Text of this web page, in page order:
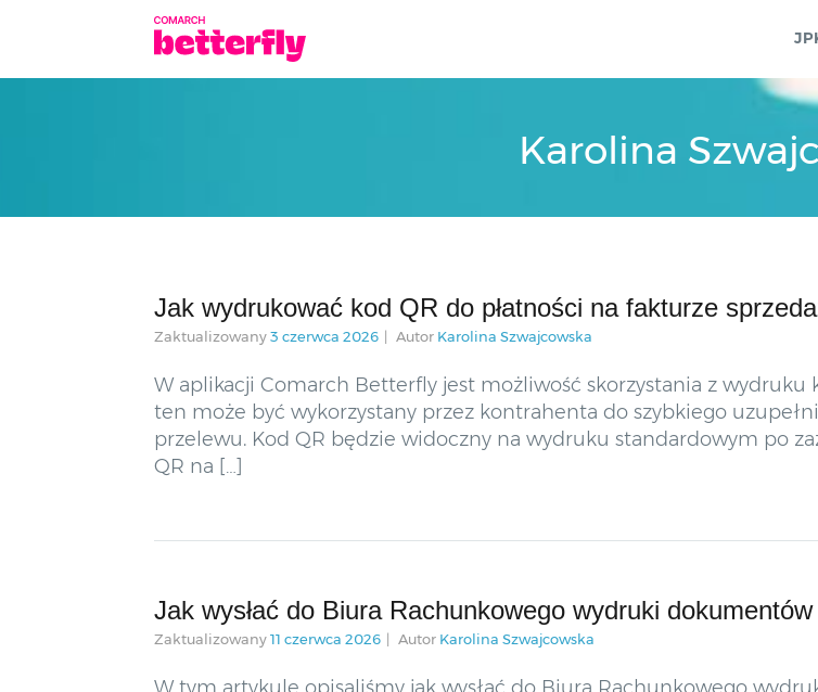
Karolina
Jak wydrukować kod QR do płatności na fakturze
Zaktualizowany3 czerwca 2026 Autor Karolina Szwajcowska
W aplikacji Comarch Betterfly jest możliwość skorzystania z wydruku
ten może być wykorzystany przez kontrahenta do szybkiego
przelewu. Kod QR będzie widoczny na wydruku standardowym po
QR na […]
Jak wysłać do Biura Rachunkowego wydruki
Zaktualizowany11 czerwca 2026 Autor Karolina Szwajcowska